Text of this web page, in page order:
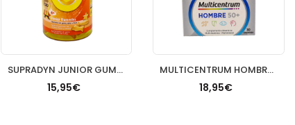
SUPRADYN JUNIOR GUMMIES CARAMELOS DE GOMA 30 U
15,95€
MULTICENTRUM HOMBRE 50+ 30 COMP
18,95€